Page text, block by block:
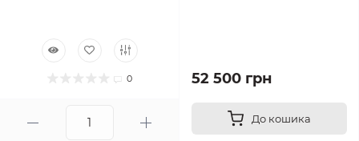
0 52 500 грн
До кошика